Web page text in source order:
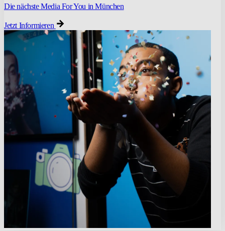
Die nächste Media For You in München
Jetzt Informieren